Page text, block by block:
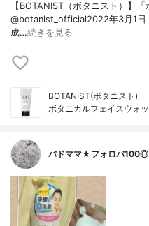
【BOTANIST（ボタニスト）】
@botanist_official2022年3月1日
成…続きを見る
BOTANIST(ボタニスト)
ボタニカルフェイスウォ
バドママ★フォロバ100◎